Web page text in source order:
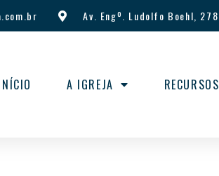
Av. Engº. Ludolfo Boehl, 278
A IGREJA RECURSOS